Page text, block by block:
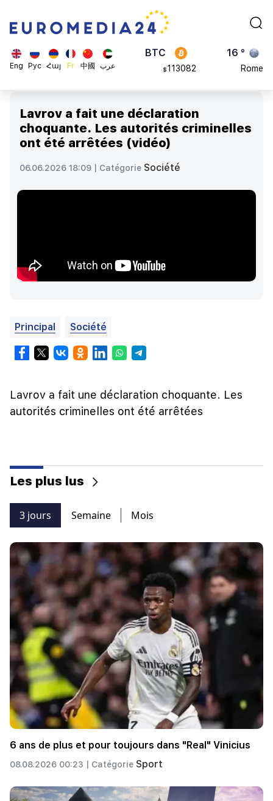
Eng Рус Հայ Fr 中國 عرب
BTC
ADA
0.868816
23 °
Madrid
Lavrov a fait une déclaration
choquante. Les autorités criminelles
ont été arrêtées (vidéo)
06.06.2026 18:09 | Catégorie Société
Principal Société
Lavrov a fait une déclaration choquante. Les
autorités criminelles ont été arrêtées
Les plus lus
3 jours Semaine Mois
6 ans de plus et pour toujours dans "Real" Vinicius
08.08.2026 00:23 | Catégorie Sport